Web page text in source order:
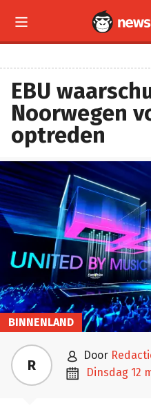

EBU
Noorwegen
optreden
BINNENLAND
R  door
 dinsdag 12